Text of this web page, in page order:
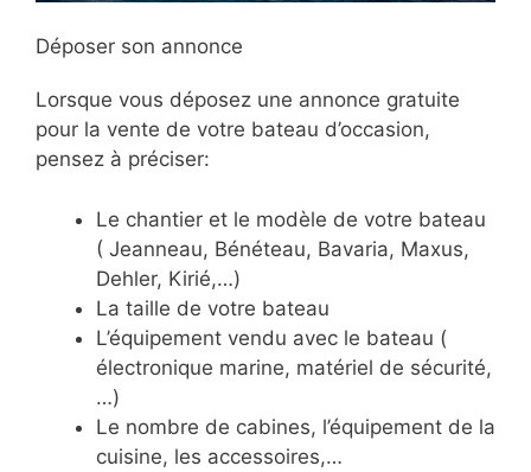
Déposer son annonce
Lorsque vous déposez une annonce gratuite
pour la vente de votre bateau d’occasion,
pensez à préciser:
Le chantier et le modèle de votre bateau
( Jeanneau, Bénéteau, Bavaria, Maxus,
Dehler, Kirié,…)
La taille de votre bateau
L’équipement vendu avec le bateau (
électronique marine, matériel de sécurité,
…)
Le nombre de cabines, l’équipement de la
cuisine, les accessoires,…